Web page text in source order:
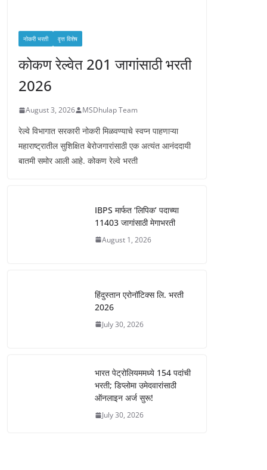
नोकरी भरती वृत्त विशेष
कोकण रेल्वेत 201 जागांसाठी भरती
2026
August 3, 2026 MSDhulap Team
रेल्वे विभागात सरकारी नोकरी मिळवण्याचे स्वप्न पाहणाऱ्या
महाराष्ट्रातील सुशिक्षित बेरोजगारांसाठी एक अत्यंत आनंददायी
बातमी समोर आली आहे. कोकण रेल्वे भरती
IBPS मार्फत ‘लिपिक’ पदाच्या
11403 जागांसाठी मेगाभरती
August 1, 2026
हिंदुस्तान एरोनॉटिक्स लि. भरती
2026
July 30, 2026
भारत पेट्रोलियममध्ये 154 पदांची
भरती; डिप्लोमा उमेदवारांसाठी
ऑनलाइन अर्ज सुरू!
July 30, 2026